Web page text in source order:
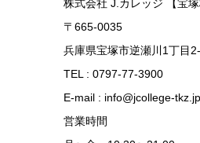
株式会社 J.カレッジ 【宝塚
〒665-0035
兵庫県宝塚市逆瀬川1丁目
TEL : 0797-77-3900
E-mail : info@jcollege-tkz.jp
営業時間